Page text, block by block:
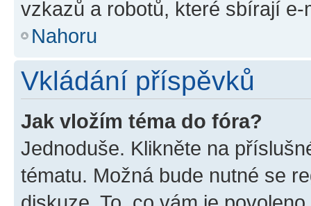
vzkazů a robotů, které sbírají e-
Nahoru
Vkládání příspěvků
Jak vložím téma do fóra?
Jednoduše. Klikněte na
tématu. Možná bude nutné se